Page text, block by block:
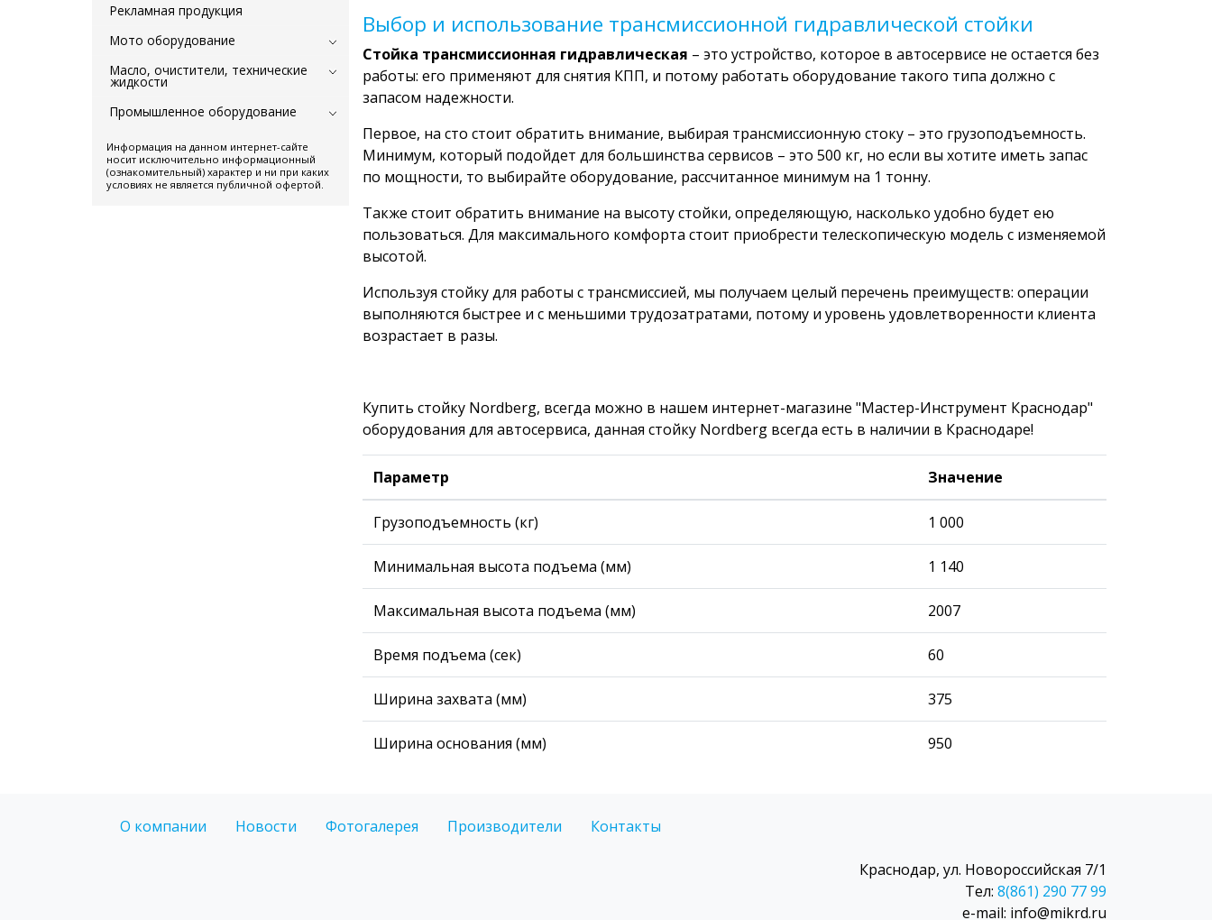
Рекламная продукция
Мото оборудование
Масло, очистители, технические
жидкости
Промышленное оборудование
Информация на данном интернет-сайте
носит исключительно информационный
(ознакомительный) характер и ни при каких
условиях не является публичной офертой.
Выбор и использование трансмиссионной гидравлической стойки
Стойка трансмиссионная гидравлическая – это устройство, которое в автосервисе не остается без
работы: его применяют для снятия КПП, и потому работать оборудование такого типа должно с
запасом надежности.
Первое, на сто стоит обратить внимание, выбирая трансмиссионную стоку – это грузоподъемность.
Минимум, который подойдет для большинства сервисов – это 500 кг, но если вы хотите иметь запас
по мощности, то выбирайте оборудование, рассчитанное минимум на 1 тонну.
Также стоит обратить внимание на высоту стойки, определяющую, насколько удобно будет ею
пользоваться. Для максимального комфорта стоит приобрести телескопическую модель с изменяемой
высотой.
Используя стойку для работы с трансмиссией, мы получаем целый перечень преимуществ: операции
выполняются быстрее и с меньшими трудозатратами, потому и уровень удовлетворенности клиента
возрастает в разы.
Купить стойку Nordberg, всегда можно в нашем интернет-магазине "Мастер-Инструмент Краснодар"
оборудования для автосервиса, данная стойку Nordberg всегда есть в наличии в Краснодаре!
Параметр Значение
Грузоподъемность (кг) 1 000
Минимальная высота подъема (мм) 1 140
Максимальная высота подъема (мм) 2007
Время подъема (сек) 60
Ширина захвата (мм) 375
Ширина основания (мм) 950
О компании Новости Фотогалерея Производители Контакты
Краснодар, ул. Новороссийская 7/1
Тел: 8(861) 290 77 99
e-mail: info@mikrd.ru